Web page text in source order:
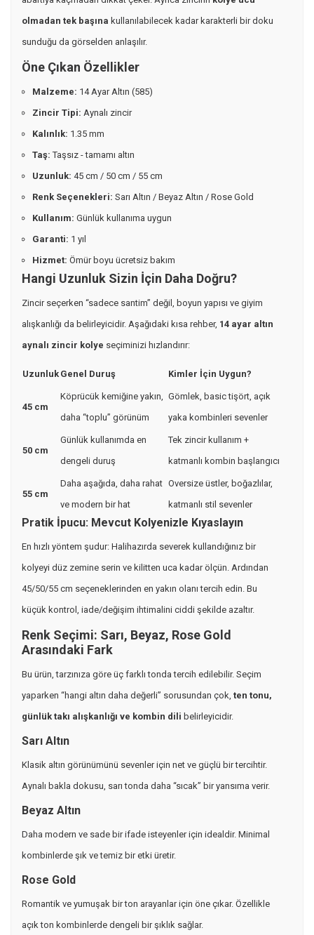
olmadan tek başına kullanılabilecek kadar karakterli bir doku
sunduğu da görselden anlaşılır.
Öne Çıkan Özellikler
Malzeme: 14 Ayar Altın (585)
Zincir Tipi: Aynalı zincir
Kalınlık: 1.35 mm
Taş: Taşsız - tamamı altın
Uzunluk: 45 cm / 50 cm / 55 cm
Renk Seçenekleri: Sarı Altın / Beyaz Altın / Rose Gold
Kullanım: Günlük kullanıma uygun
Garanti: 1 yıl
Hizmet: Ömür boyu ücretsiz bakım
Hangi Uzunluk Sizin İçin Daha Doğru?
Zincir seçerken “sadece santim” değil, boyun yapısı ve giyim
alışkanlığı da belirleyicidir. Aşağıdaki kısa rehber, 14 ayar altın
aynalı zincir kolye seçiminizi hızlandırır:
Uzunluk Genel Duruş Kimler İçin Uygun?
45 cm
Köprücük kemiğine yakın,
daha “toplu” görünüm
Gömlek, basic tişört, açık
yaka kombinleri sevenler
50 cm
Günlük kullanımda en
dengeli duruş
Tek zincir kullanım +
katmanlı kombin başlangıcı
55 cm
Daha aşağıda, daha rahat
ve modern bir hat
Oversize üstler, boğazlılar,
katmanlı stil sevenler
Pratik İpucu: Mevcut Kolyenizle Kıyaslayın
En hızlı yöntem şudur: Halihazırda severek kullandığınız bir
kolyeyi düz zemine serin ve kilitten uca kadar ölçün. Ardından
45/50/55 cm seçeneklerinden en yakın olanı tercih edin. Bu
küçük kontrol, iade/değişim ihtimalini ciddi şekilde azaltır.
Renk Seçimi: Sarı, Beyaz, Rose Gold
Arasındaki Fark
Bu ürün, tarzınıza göre üç farklı tonda tercih edilebilir. Seçim
yaparken “hangi altın daha değerli” sorusundan çok, ten tonu,
günlük takı alışkanlığı ve kombin dili belirleyicidir.
Sarı Altın
Klasik altın görünümünü sevenler için net ve güçlü bir tercihtir.
Aynalı bakla dokusu, sarı tonda daha “sıcak” bir yansıma verir.
Beyaz Altın
Daha modern ve sade bir ifade isteyenler için idealdir. Minimal
kombinlerde şık ve temiz bir etki üretir.
Rose Gold
Romantik ve yumuşak bir ton arayanlar için öne çıkar. Özellikle
açık ton kombinlerde dengeli bir şıklık sağlar.